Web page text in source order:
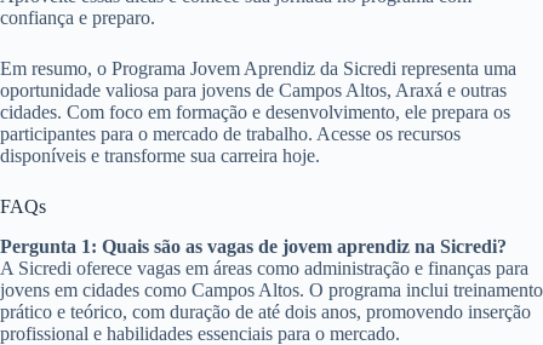
confiança e preparo.
Em resumo, o Programa Jovem Aprendiz da Sicredi representa uma
oportunidade valiosa para jovens de Campos Altos, Araxá e outras
cidades. Com foco em formação e desenvolvimento, ele prepara os
participantes para o mercado de trabalho. Acesse os recursos
disponíveis e transforme sua carreira hoje.
FAQs
Pergunta 1: Quais são as vagas de jovem aprendiz na Sicredi?
A Sicredi oferece vagas em áreas como administração e finanças para
jovens em cidades como Campos Altos. O programa inclui treinamento
prático e teórico, com duração de até dois anos, promovendo inserção
profissional e habilidades essenciais para o mercado.